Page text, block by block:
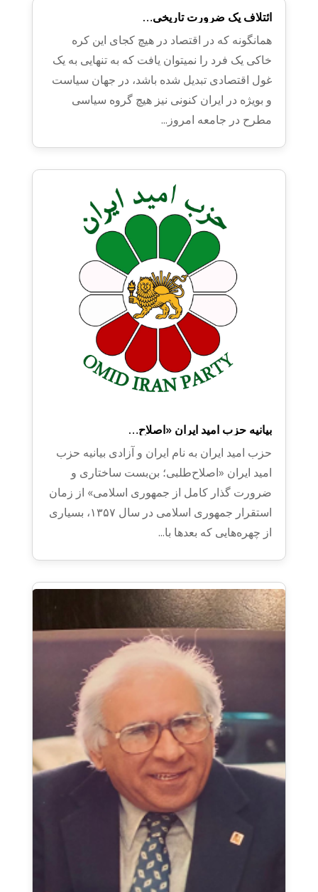
ائتلاف یک ضرورت تاریخی…
همانگونه که در اقتصاد در هیچ کجای این کره
خاکی یک فرد را نمیتوان یافت که به تنهایی به یک
غول اقتصادی تبدیل شده باشد، در جهان سیاست
و بویژه در ایران کنونی نیز هیچ گروه سیاسی
مطرح در جامعه امروز...
بیانیه حزب امید ایران ​«اصلاح‌…
حزب امید ایران به نام ایران و آزادی بیانیه حزب
امید ایران ​«اصلاح‌طلبی؛ بن‌بست ساختاری و
ضرورت گذار کامل از جمهوری اسلامی» ​از زمان
استقرار جمهوری اسلامی در سال ۱۳۵۷، بسیاری
از چهره‌هایی که بعدها با...